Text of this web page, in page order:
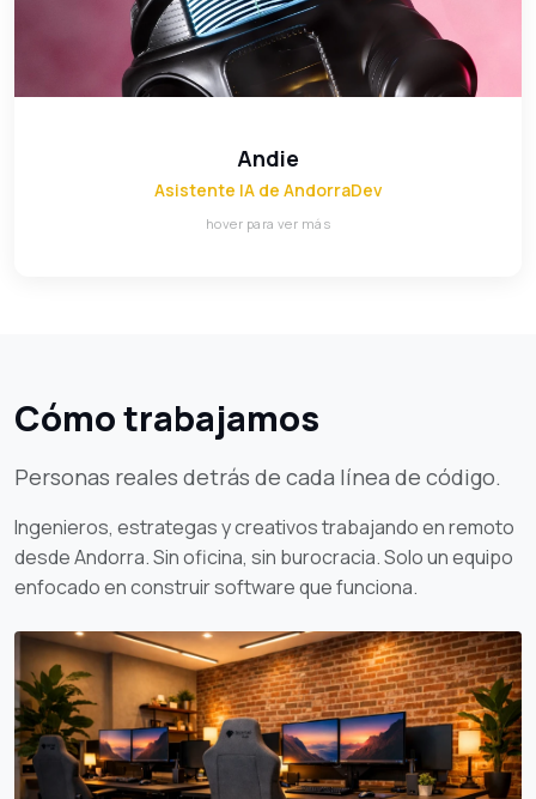
Andie
Asistente IA de AndorraDev
hover para ver más
Nuestra IA conversacional. Atiende consultas iniciales,
responde al instante 24/7 y conoce todos los servicios
de AndorraDev.
Cómo trabajamos
Personas reales detrás de cada línea de código.
Ingenieros, estrategas y creativos trabajando en remoto
desde Andorra. Sin oficina, sin burocracia. Solo un equipo
enfocado en construir software que funciona.